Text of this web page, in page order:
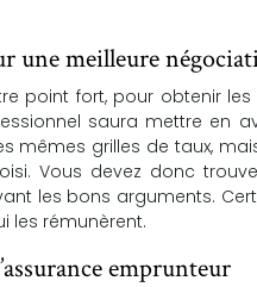
une meilleure
point fort, pour obtenir
saura mettre en
mêmes grilles de taux,
Vous devez donc
les bons arguments.
les rémunèrent.
emprunteur